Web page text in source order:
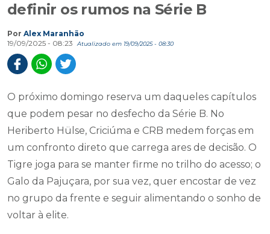
definir os rumos na Série B
Por Alex Maranhão
19/09/2025 - 08:23
Atualizado em 19/09/2025 - 08:30
O próximo domingo reserva um daqueles capítulos
que podem pesar no desfecho da Série B. No
Heriberto Hülse, Criciúma e CRB medem forças em
um confronto direto que carrega ares de decisão. O
Tigre joga para se manter firme no trilho do acesso; o
Galo da Pajuçara, por sua vez, quer encostar de vez
no grupo da frente e seguir alimentando o sonho de
voltar à elite.